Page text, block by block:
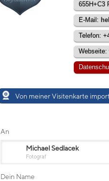
655H+C3
E-Mail:
Telefon:
Webseite:
Von meiner Visitenkarte
An
Michael Sedlacek
Fotograf
Dein Name